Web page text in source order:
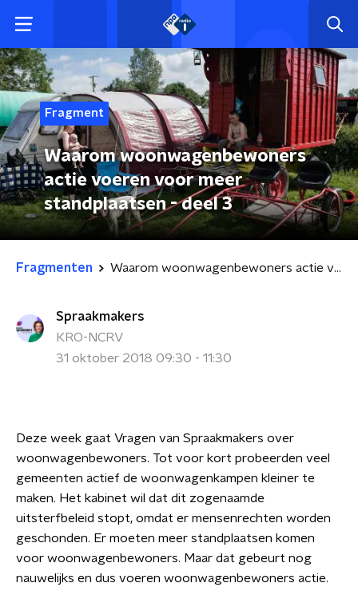
Fragment
Waarom woonwagenbewoners
actie voeren voor meer
standplaatsen - deel 3
Fragmenten Waarom woonwagenbewoners actie voeren voor meer standplaatsen - deel 3
Spraakmakers
KRO-NCRV
31 oktober 2018 09:30 - 11:30
Deze week gaat Vragen van Spraakmakers over
woonwagenbewoners. Tot voor kort probeerden veel
gemeenten actief de woonwagenkampen kleiner te
maken. Het kabinet wil dat dit zogenaamde
uitsterfbeleid stopt, omdat er mensenrechten worden
geschonden. Er moeten meer standplaatsen komen
voor woonwagenbewoners. Maar dat gebeurt nog
nauwelijks en dus voeren woonwagenbewoners actie.